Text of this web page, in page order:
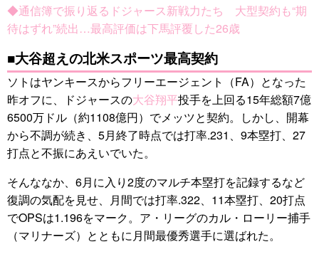
◆通信簿で振り返るドジャース新戦力たち 大型契約も“期
待はずれ”続出…最高評価は下馬評覆した26歳
■大谷超えの北米スポーツ最高契約
ソトはヤンキースからフリーエージェント（FA）となった
昨オフに、ドジャースの大谷翔平投手を上回る15年総額7億
6500万ドル（約1108億円）でメッツと契約。しかし、開幕
から不調が続き、5月終了時点では打率.231、9本塁打、27
打点と不振にあえいでいた。
そんななか、6月に入り2度のマルチ本塁打を記録するなど
復調の気配を見せ、月間では打率.322、11本塁打、20打点
でOPSは1.196をマーク。ア・リーグのカル・ローリー捕手
（マリナーズ）とともに月間最優秀選手に選ばれた。